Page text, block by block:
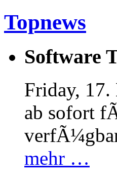
Topnews
Software
Friday,
ab sofort
mehr …